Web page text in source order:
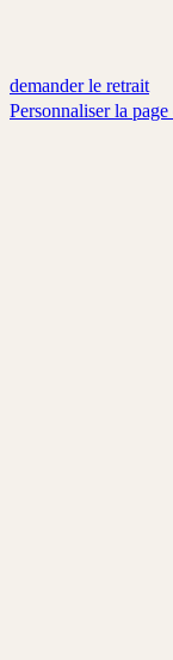
demander le retrait
Personnaliser la page